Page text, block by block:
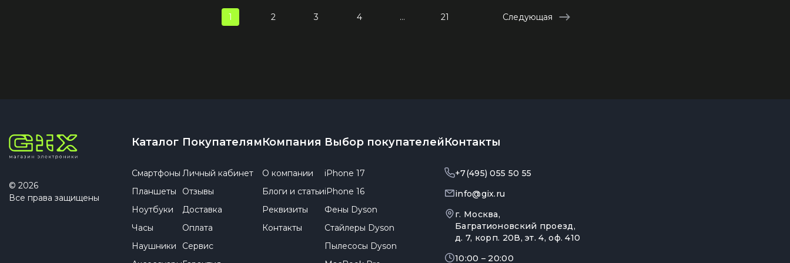
Зарядные устройства
1 2 3 4 … 21 Следующая
© 2026
Все права защищены
Каталог
Смартфоны
Планшеты
Ноутбуки
Часы
Наушники
Покупателям
Личный кабинет
Отзывы
Доставка
Оплата
Сервис
Компания
О компании
Блоги и статьи
Реквизиты
Контакты
Выбор покупателей
iPhone 17
iPhone 16
Фены Dyson
Стайлеры Dyson
Пылесосы Dyson
Контакты
+7(495) 055 50 55
info@gix.ru
г. Москва,
Багратионовский проезд,
д. 7, корп. 20В, эт. 4, оф. 410
10:00 – 20:00